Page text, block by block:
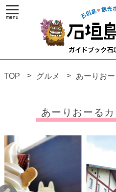
TOP グルメ あーりお
あーりおーる